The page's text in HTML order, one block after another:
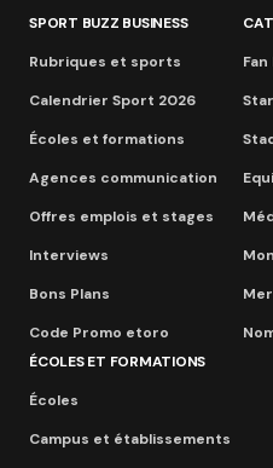
SPORT BUZZ BUSINESS
Rubriques et sports
Calendrier Sport 2026
Écoles et formations
Agences communication
Offres emplois et stages
Interviews
Bons Plans
Code Promo etoro
ÉCOLES ET FORMATIONS
Écoles
Campus et établissements